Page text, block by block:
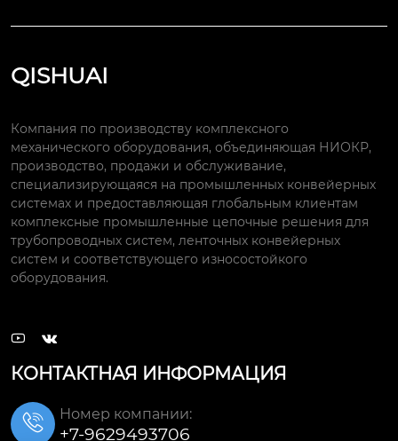
QISHUAI
Компания по производству комплексного
механического оборудования, объединяющая НИОКР,
производство, продажи и обслуживание,
специализирующаяся на промышленных конвейерных
системах и предоставляющая глобальным клиентам
комплексные промышленные цепочные решения для
трубопроводных систем, ленточных конвейерных
систем и соответствующего износостойкого
оборудования.
 
КОНТАКТНАЯ ИНФОРМАЦИЯ
 Номер компании:
+7-9629493706